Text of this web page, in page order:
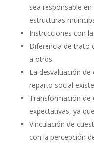
sea responsable
estructuras
Instrucciones con
Diferencia de trato
a otros.
La desvaluación
reparto social
Transformación de
expectativas, ya
Vinculación de
con la percepción